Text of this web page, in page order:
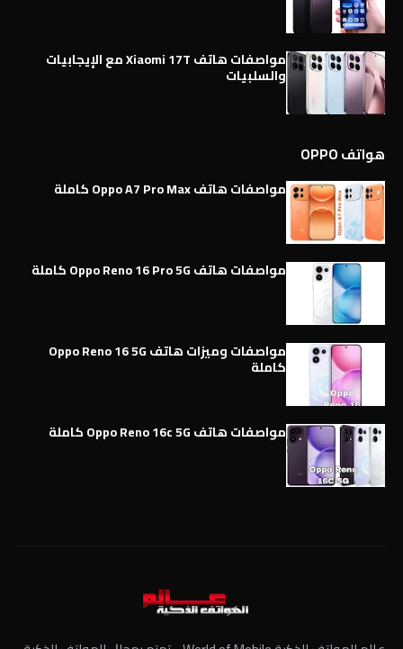
مواصفات هاتف Xiaomi 17T مع الإيجابيات
والسلبيات
هواتف OPPO
مواصفات هاتف Oppo A7 Pro Max كاملة
مواصفات هاتف Oppo Reno 16 Pro 5G كاملة
مواصفات وميزات هاتف Oppo Reno 16 5G
كاملة
مواصفات هاتف Oppo Reno 16c 5G كاملة